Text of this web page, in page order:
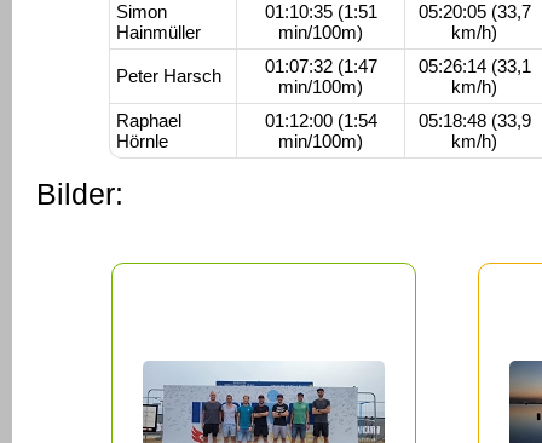
Simon
Hainmüller
01:10:35 (1:51
min/100m)
05:20:05 (33,7
km/h)
Peter Harsch
01:07:32 (1:47
min/100m)
05:26:14 (33,1
km/h)
Raphael
Hörnle
01:12:00 (1:54
min/100m)
05:18:48 (33,9
km/h)
Bilder: